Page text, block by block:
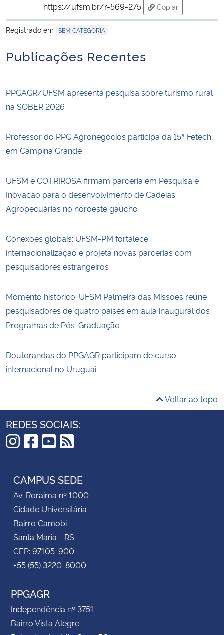
https://ufsm.br/r-569-275
Copiar
para área de
Registrado em SEM CATEGORIA
Publicações Recentes
PPGAGR/UFSM apresenta pesquisa sobre turismo rural
na SOBER 2026
Professor do PPG Agronegócios participa da 15ª Fetech,
em Campina Grande
UFSM e COTRIROSA firmam parceria em Pesquisa e
Inovação para o desenvolvimento de Cadeias
Agropecuárias no noroeste gaúcho
Conexões globais: UFSM-PM fortalece
internacionalização e projeta novas parcerias com
pesquisadores estrangeiros
Momento histórico: UFSM Palmeira das Missões reúne
pesquisadores de quatro países em aula inaugural dos
Programas de Pós-Graduação
Doutorandas do PPGAGR participam de curso
internacional no Uruguai
Voltar ao topo
REDES SOCIAIS:
Instagram
Facebook
YouTube
RSS
CAMPUS SEDE
Av. Roraima nº 1000
Cidade Universitária
Bairro Camobi
Santa Maria - RS
CEP: 97105-900
+55 (55) 3220-8000
PPGAGR
Independência nº 3751
Bairro Vista Alegre